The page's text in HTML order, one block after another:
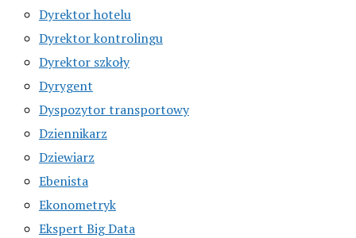
Dyrektor hotelu
Dyrektor kontrolingu
Dyrektor szkoły
Dyrygent
Dyspozytor transportowy
Dziennikarz
Dziewiarz
Ebenista
Ekonometryk
Ekspert Big Data